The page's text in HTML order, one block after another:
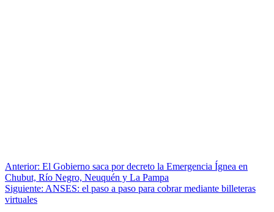
Anterior: El Gobierno saca por decreto la Emergencia Ígnea en
Chubut, Río Negro, Neuquén y La Pampa
Siguiente: ANSES: el paso a paso para cobrar mediante billeteras
virtuales